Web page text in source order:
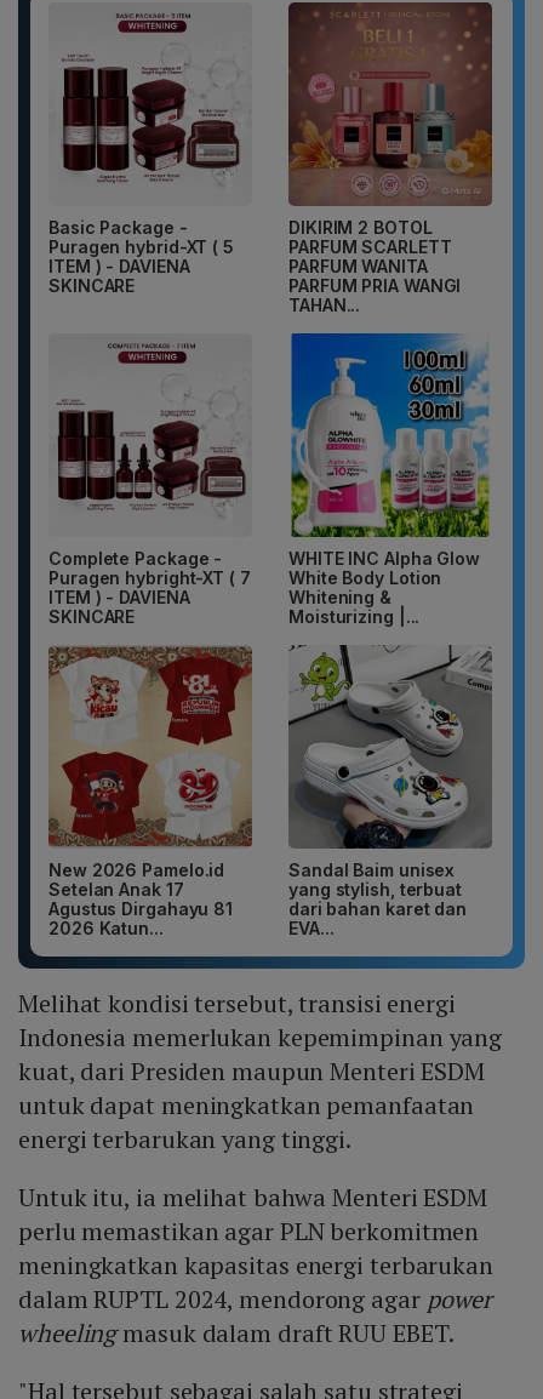
Basic Package -
Puragen hybrid-XT ( 5
ITEM ) - DAVIENA
SKINCARE
DIKIRIM 2 BOTOL
PARFUM SCARLETT
PARFUM WANITA
PARFUM PRIA WANGI
TAHAN...
Complete Package -
Puragen hybright-XT ( 7
ITEM ) - DAVIENA
SKINCARE
WHITE INC Alpha Glow
White Body Lotion
Whitening &
Moisturizing |...
New 2026 Pamelo.id
Setelan Anak 17
Agustus Dirgahayu 81
2026 Katun...
Sandal Baim unisex
yang stylish, terbuat
dari bahan karet dan
EVA...
Melihat kondisi tersebut, transisi energi
Indonesia memerlukan kepemimpinan yang
kuat, dari Presiden maupun Menteri ESDM
untuk dapat meningkatkan pemanfaatan
energi terbarukan yang tinggi.
Untuk itu, ia melihat bahwa Menteri ESDM
perlu memastikan agar PLN berkomitmen
meningkatkan kapasitas energi terbarukan
dalam RUPTL 2024, mendorong agar power
wheelingmasuk dalam draft RUU EBET.
"Hal tersebut sebagai salah satu strategi